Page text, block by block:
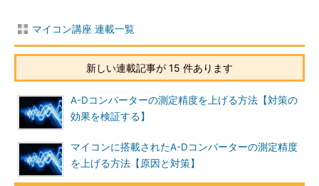
マイコン講座 連載一覧
新しい連載記事が 15 件あります
A-Dコンバーターの測定精度を上げる方法【対策の
効果を検証する】
マイコンに搭載されたA-Dコンバーターの測定精度
を上げる方法【原因と対策】